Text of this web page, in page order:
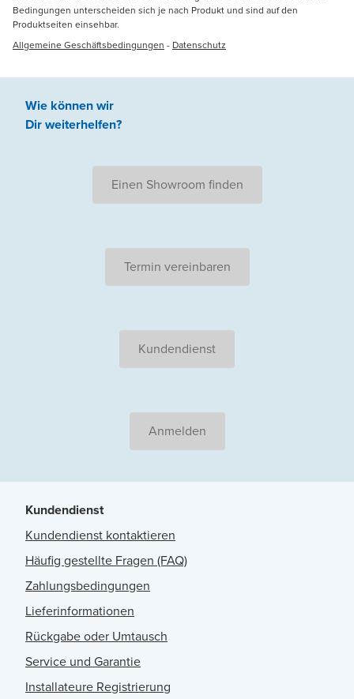
Bedingungen unterscheiden sich je nach Produkt und sind auf den
Produktseiten einsehbar.
Allgemeine Geschäftsbedingungen - Datenschutz
Wie können wir
Dir weiterhelfen?
Einen Showroom finden
Termin vereinbaren
Kundendienst
Anmelden
Kundendienst
Kundendienst kontaktieren
Häufig gestellte Fragen (FAQ)
Zahlungsbedingungen
Lieferinformationen
Rückgabe oder Umtausch
Service und Garantie
Installateure Registrierung